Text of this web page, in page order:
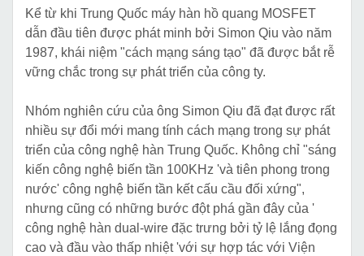
Kể từ khi Trung Quốc máy hàn hồ quang MOSFET
dẫn đầu tiên được phát minh bởi Simon Qiu vào năm
1987, khái niệm "cách mạng sáng tạo" đã được bắt rễ
vững chắc trong sự phát triển của công ty.
Nhóm nghiên cứu của ông Simon Qiu đã đạt được rất
nhiều sự đổi mới mang tính cách mạng trong sự phát
triển của công nghệ hàn Trung Quốc. Không chỉ "sáng
kiến ​​công nghệ biến tần 100KHz 'và tiên phong trong
nước' công nghệ biến tần kết cấu cầu đối xứng",
nhưng cũng có những bước đột phá gần đây của '
công nghệ hàn dual-wire đặc trưng bởi tỷ lệ lắng đọng
cao và đầu vào thấp nhiệt 'với sự hợp tác với Viện